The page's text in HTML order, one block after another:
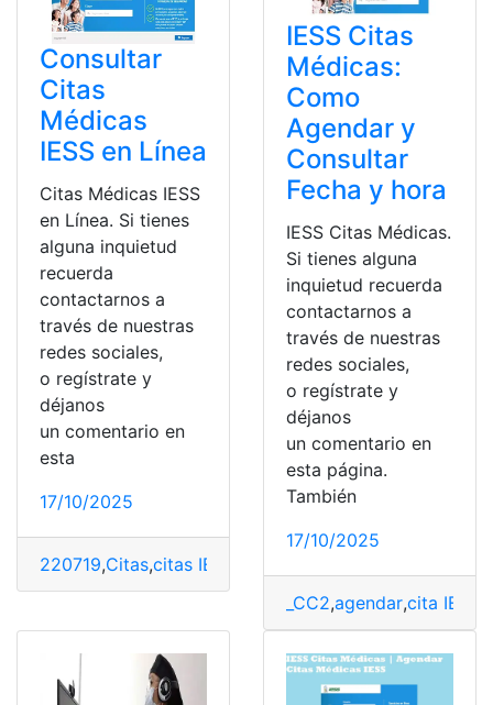
Consultar
Citas
Médicas
IESS en Línea
Citas Médicas IESS
en Línea. Si tienes
alguna inquietud
recuerda
contactarnos a
través de nuestras
redes sociales,
o regístrate y
déjanos
un comentario en
esta
17/10/2025
220719,Citas,citas IESS
IESS Citas
Médicas:
Como
Agendar y
Consultar
Fecha y hora
IESS Citas Médicas.
Si tienes alguna
inquietud recuerda
contactarnos a
través de nuestras
redes sociales,
o regístrate y
déjanos
un comentario en
esta página.
También
17/10/2025
_CC2,agendar,cita IESS